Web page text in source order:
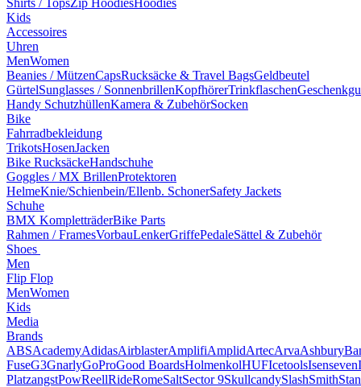
Shirts / TopsZip HoodiesHoodies
Kids
Accessoires
Uhren
MenWomen
Beanies / MützenCapsRucksäcke & Travel BagsGeldbeutel
GürtelSunglasses / SonnenbrillenKopfhörerTrinkflaschen
Handy SchutzhüllenKamera & ZubehörSocken
Bike
Fahrradbekleidung
TrikotsHosenJacken
Bike RucksäckeHandschuhe
Goggles / MX BrillenProtektoren
HelmeKnie/Schienbein/Ellenb. SchonerSafety Jackets
Schuhe
BMX KompletträderBike Parts
Rahmen / FramesVorbauLenkerGriffePedaleSättel & Zubehör
Shoes
Men
Flip Flop
MenWomen
Kids
Media
Brands
ABSAcademyAdidasAirblasterAmplifiAmplidArtecArvaAshbury
FuseG3GnarlyGoProGood BoardsHolmenkolHUFIcetoolsIsenseven
PlatzangstPowReellRideRomeSaltSector 9SkullcandySlashSmith